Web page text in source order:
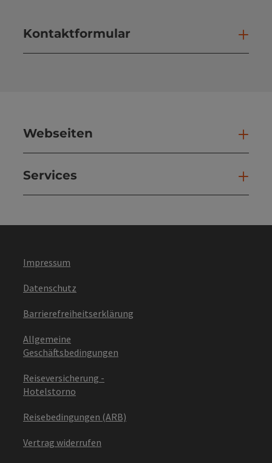
Kontaktformular
Webseiten
Services
Impressum
Datenschutz
Barrierefreiheitserklärung
Allgemeine
Geschäftsbedingungen
Reiseversicherung -
Hotelstorno
Reisebedingungen (ARB)
Vertrag widerrufen